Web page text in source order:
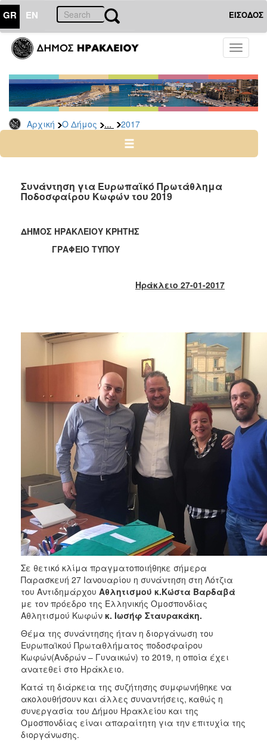
GR EN ΕΙΣΟΔΟΣ
Toggle
Αρχική Ο Δήμος ... 2017
ΔΗΜΟΣ
Δελτία
Τύπου
Αρχείο
2026
2024
2022
2020
2019
2013
2010
2006
ΤΟΠΟΣ
ΠΟΛΙΤΙΣΜΟΣ
ΑΝΘΕΚΤΙΚΗ
ΠΟΛΗ
Συνάντηση για Ευρωπαϊκό Πρωτάθλημα
Ποδοσφαίρου Κωφών του 2019
ΔΗΜΟΣ ΗΡΑΚΛΕΙΟΥ ΚΡΗΤΗΣ
ΓΡΑΦΕΙΟ ΤΥΠΟΥ
Ηράκλειο 27-01-2017
Σε θετικό κλίμα πραγματοποιήθηκε σήμερα
Παρασκευή 27 Ιανουαρίου η συνάντηση στη Λότζια
του Αντιδημάρχου Αθλητισμού κ.Κώστα Βαρδαβά
με τον πρόεδρο της Ελληνικής Ομοσπονδίας
Αθλητισμού Κωφών κ. Ιωσήφ Σταυρακάκη.
Θέμα της συνάντησης ήταν η διοργάνωση του
Ευρωπαϊκού Πρωταθλήματος ποδοσφαίρου
Κωφών(Ανδρών – Γυναικών) το 2019, η οποία έχει
ανατεθεί στο Ηράκλειο.
Κατά τη διάρκεια της συζήτησης συμφωνήθηκε να
ακολουθήσουν και άλλες συναντήσεις, καθώς η
συνεργασία του Δήμου Ηρακλείου και της
Ομοσπονδίας είναι απαραίτητη για την επιτυχία της
διοργάνωσης.